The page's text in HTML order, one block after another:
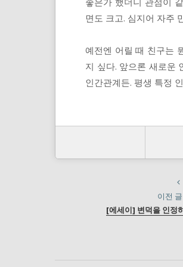
면도 크고. 심지어 자주
예전엔 어릴 때 친구는
지 싶다. 앞으론 새로운
인간관계든. 평생 특정
이전
[에세이] 변덕을 인정